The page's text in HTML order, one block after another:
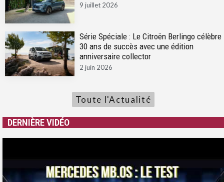
9 juillet 2026
Série Spéciale : Le Citroën Berlingo célèbre
30 ans de succès avec une édition
anniversaire collector
2 juin 2026
Toute l'Actualité
DERNIÈRE VIDÉO